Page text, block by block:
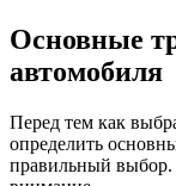
Основные
автомобиля
Перед тем как
определить
правильный выбор.